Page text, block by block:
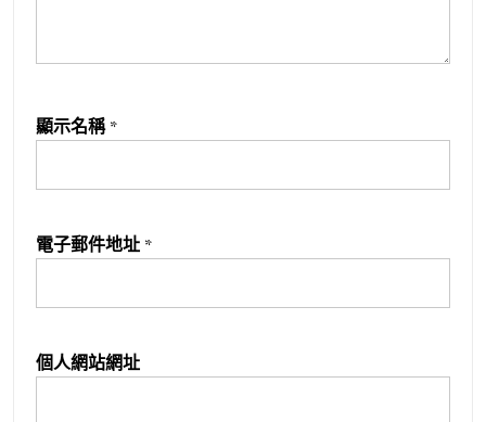
顯示名稱 *
電子郵件地址 *
個人網站網址